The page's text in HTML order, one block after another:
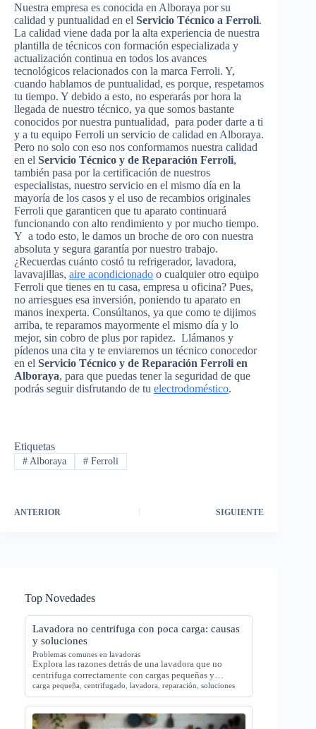
Nuestra empresa es conocida en Alboraya por su
calidad y puntualidad en el Servicio Técnico a Ferroli.
La calidad viene dada por la alta experiencia de nuestra
plantilla de técnicos con formación especializada y
actualización continua en todos los avances
tecnológicos relacionados con la marca Ferroli. Y,
cuando hablamos de puntualidad, es porque, respetamos
tu tiempo. Y debido a esto, no esperarás por hora la
llegada de nuestro técnico, ya que somos bastante
conocidos por nuestra puntualidad, para poder darte a ti
y a tu equipo Ferroli un servicio de calidad en Alboraya.
Pero no solo con eso nos conformamos nuestra calidad
en el Servicio Técnico y de Reparación Ferroli,
también pasa por la certificación de nuestros
especialistas, nuestro servicio en el mismo día en la
mayoría de los casos y el uso de recambios originales
Ferroli que garanticen que tu aparato continuará
funcionando con alto rendimiento y por mucho tiempo.
Y a todo esto, le damos un broche de oro con nuestra
absoluta y segura garantía por nuestro trabajo.
¿Recuerdas cuánto costó tu refrigerador, lavadora,
lavavajillas, aire acondicionado o cualquier otro equipo
Ferroli que tienes en tu casa, empresa u oficina? Pues,
no arriesgues esa inversión, poniendo tu aparato en
manos inexperta. Consúltanos, ya que como te dijimos
arriba, te reparamos mayormente el mismo día y lo
mejor, sin cobro de plus por rapidez. Llámanos y
pídenos una cita y te enviaremos un técnico conocedor
en el Servicio Técnico y de Reparación Ferroli en
Alboraya, para que puedas tener la seguridad de que
podrás seguir disfrutando de tu electrodoméstico.
Etiquetas
#Alboraya #Ferroli
ANTERIOR SIGUIENTE
Top Novedades
Lavadora no centrifuga con poca carga: causas
y soluciones
Problemas comunes en lavadoras
Explora las razones detrás de una lavadora que no
centrifuga correctamente con cargas pequeñas y…
carga pequeña centrifugado lavadora reparación soluciones